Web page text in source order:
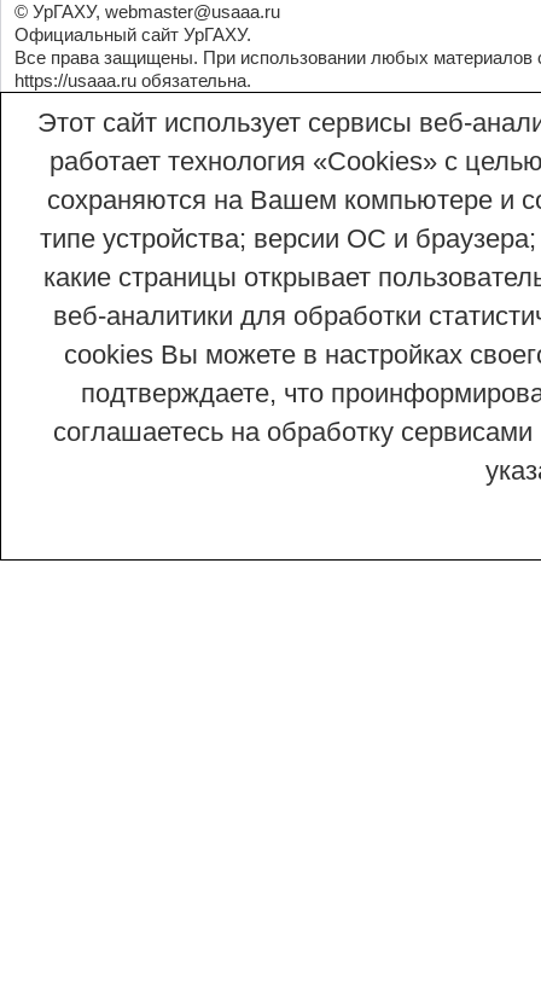
© УрГАХУ, webmaster@usaaa.ru
Официальный сайт УрГАХУ.
Все права защищены. При использовании любых материалов
https://usaaa.ru обязательна.
Этот сайт использует сервисы веб-
работает технология «Сookies» с
сохраняются на Вашем компьютере и
типе устройства; версии ОС и
какие страницы открывает
веб-аналитики для обработки
cookies Вы можете в настройках
подтверждаете, что
соглашаетесь на обработку